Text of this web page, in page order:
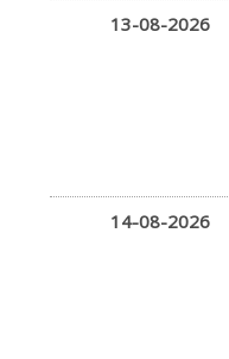
13-08-2026
14-08-2026